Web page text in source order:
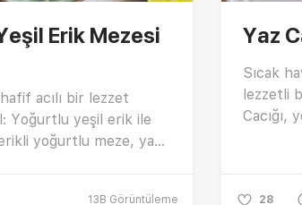
Erik Mezesi
acılı bir lezzet
Yoğurtlu yeşil erik ile
yoğurtlu meze, yaz
13B Görüntüleme
Yaz
Sıcak
lezzetli
Cacığı,
tarif,
28